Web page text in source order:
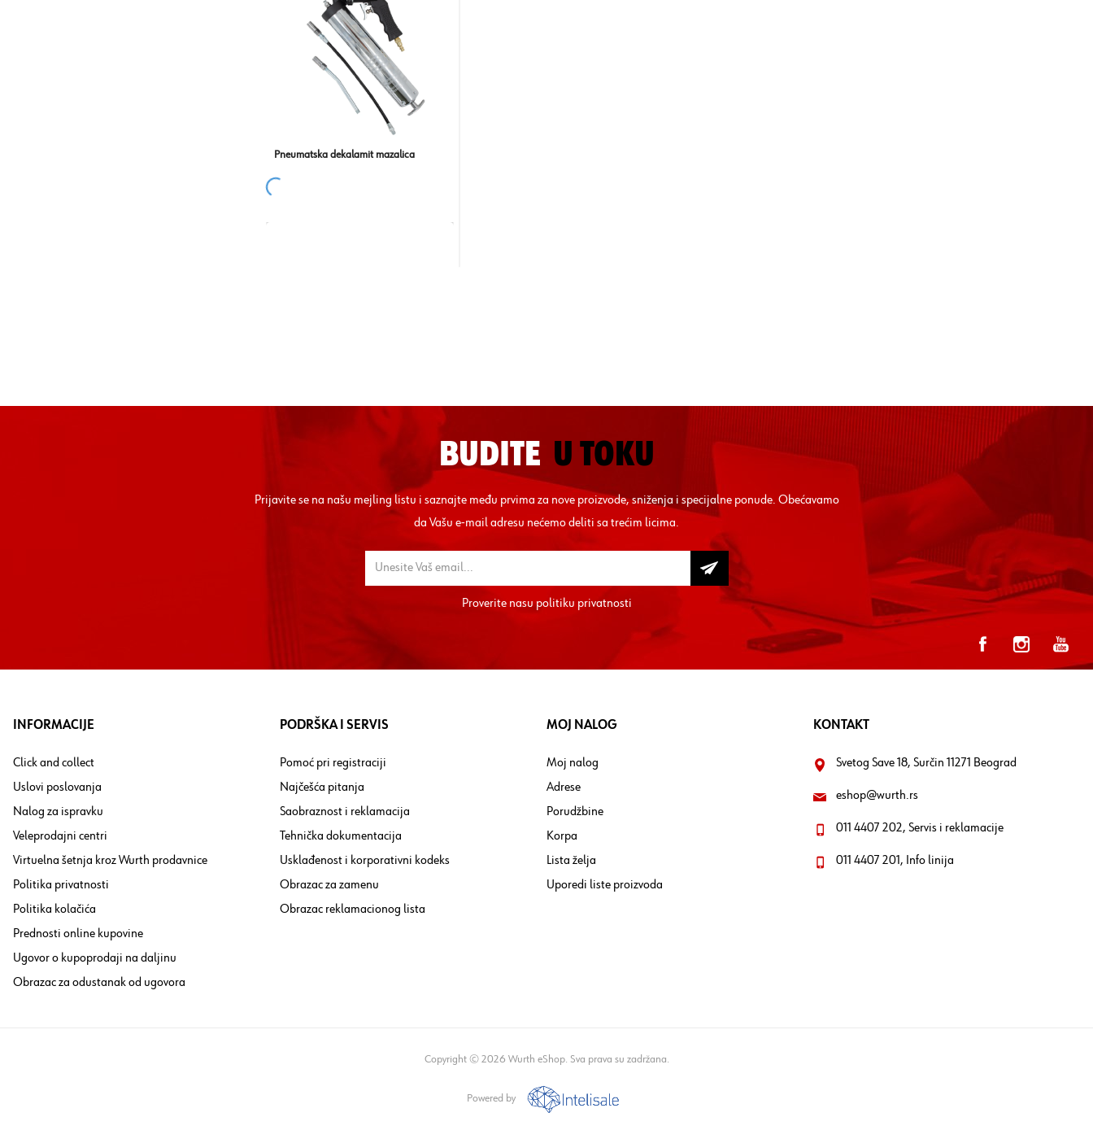
Pneumatska dekalamit mazalica
BUDITE U TOKU
Prijavite se na našu mejling listu i saznajte među prvima za nove proizvode, sniženja i specijalne ponude. Obećavamo
da Vašu e-mail adresu nećemo deliti sa trećim licima.
Proverite nasupolitiku privatnosti
INFORMACIJE
Click and collect
Uslovi poslovanja
Nalog za ispravku
Veleprodajni centri
Virtuelna šetnja kroz Wurth prodavnice
Politika privatnosti
Politika kolačića
Prednosti online kupovine
Ugovor o kupoprodaji na daljinu
Obrazac za odustanak od ugovora
PODRŠKA I SERVIS
Pomoć pri registraciji
Najčešća pitanja
Saobraznost i reklamacija
Tehnička dokumentacija
Usklađenost i korporativni kodeks
Obrazac za zamenu
Obrazac reklamacionog lista
MOJ NALOG
Moj nalog
Adrese
Porudžbine
Korpa
Lista želja
Uporedi liste proizvoda
KONTAKT
Svetog Save 18, Surčin 11271 Beograd
eshop@wurth.rs
011 4407 202, Servis i reklamacije
011 4407 201, Info linija
Copyright © 2026 Wurth eShop. Sva prava su zadržana.
Powered by